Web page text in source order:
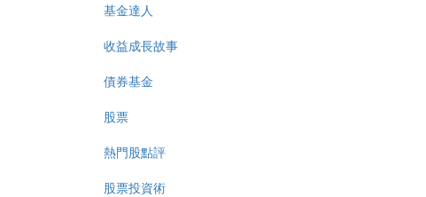
基金達人
收益成長故事
債券基金
股票
熱門股點評
股票投資術